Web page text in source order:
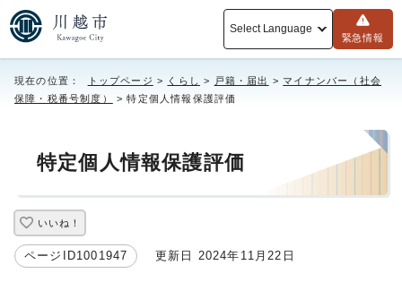
Select Language
緊急情報
現在の位置： トップページ > くらし > 戸籍・届出 >マイナンバー（社会
保障・税番号制度）
> 特定個人情報保護評価
特定個人情報保護評価
いいね！
ページID1001947 更新日 2024年11月22日